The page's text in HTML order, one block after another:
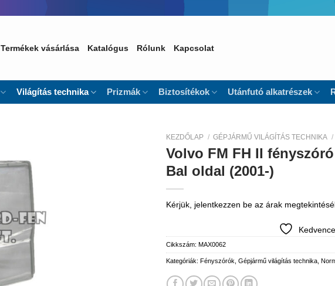
Termékek vásárlása Katalógus Rólunk Kapcsolat
Világítás technika Prizmák Biztosítékok Utánfutó alkatrészek
KEZDŐLAP / GÉPJÁRMŰ VILÁGÍTÁS TECHNIKA /
Volvo FM FH II
Bal oldal (2001-)
Kérjük, jelentkezzen be az árak
Cikkszám: MAX0062
Kategóriák: Fényszórók Gépjármű világítás technika